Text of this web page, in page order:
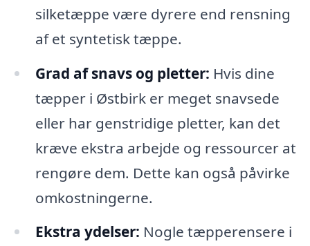
silketæppe være dyrere end rensning
af et syntetisk tæppe.
Grad af snavs og pletter: Hvis dine
tæpper i Østbirk er meget snavsede
eller har genstridige pletter, kan det
kræve ekstra arbejde og ressourcer at
rengøre dem. Dette kan også påvirke
omkostningerne.
Ekstra ydelser: Nogle tæpperensere i